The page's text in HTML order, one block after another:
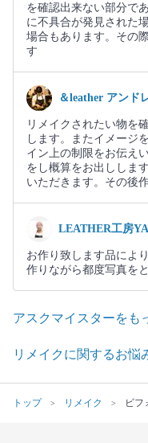
を確認出来ない部分で
に不具合が発見された
場合もあります。その
す
＆leather アンド
リメイクされたい物を
します。またイメージ
イン上の制限をお伝え
をし概算をお出ししま
いただきます。その後
LEATHER工房
お作り致します品によ
作りながら都度写真を
アスクマイスターをも
リメイクに関するお悩
トップ リメイク ビフ